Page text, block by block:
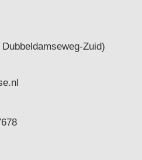
Zuid)